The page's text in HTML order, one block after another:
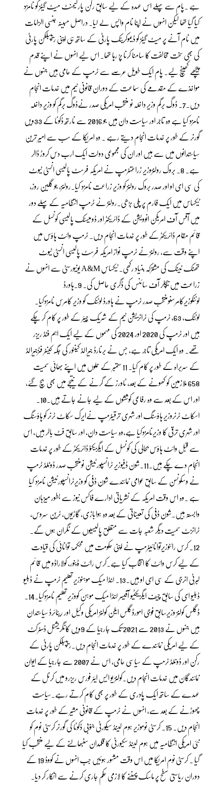
ہے ۔پام سے پہلے اس عہدہ کے لیے سابق رکن پارلیمنٹ میٹ گیٹز کو نامزد
کیا گیا تھا لیکن انہوں نے اپنا نام واپس لے لیا۔ دراصل مبینہ جنسی الزامات
میں نام آنے پر میٹ گیٹز کو ڈیموکریٹک پارٹی کے ساتھ ہی اپنی ریپبلکن پارٹی
کی بھی سخت مخالفت کا سامنا کرنا پڑ رہا تھا۔ اس لیے انہوں نے اپنے قدم
پیچھے کھینچ لیے۔ پام ایک طویل عرصے سے ٹرمپ کے حامی ہیں جنہوں نے
مواخذے کے مقدمے کی سماعت کے دوران قانونی ٹیم میں خدمات انجام
دیں۔7۔ ڈوگ برگم وزیر داخلہ نو منتخب امریکی صدر نےڈوگ برگم کو وزیر داخلہ
نامزد کیا ہے وہ تاجر اور سیاست دان ہیں جو 2016 سے نارتھ ڈکوٹا کے 33ویں
گورنر کے طور پر خدمات انجام دیتے رہے ۔ وہ امریکا کے سب سے امیر ترین
سیاستدانوں میں سے ہیں اور ان کی مجموعی دولت ایک ارب دس کروڑ ڈالر
ہے۔ 8۔ بروک رولنزوزیر زراعتٹرمپ نے امریکہ فرسٹ پالیسی انسٹی ٹیوٹ
کی سی ای او اور صدر بروک رولنز کو وزیرِ زراعت نامزد کیا۔رولنز، جو گلین روز،
ٹیکساس میں ایک فارم پر پلی بڑھی۔رولنز نے ٹرمپ انتظامیہ کے پہلے دور
میں آفس آف امریکن انوویشن کے ڈائریکٹر اور ڈومیسٹک پالیسی کونسل کے
قائم مقام ڈائریکٹر کے طور پر خدمات انجام دیں۔ ٹرمپ وائٹ ہاؤس میں
اپنے وقت سے، رولنز نے ٹرمپ نواز امریکہ فرسٹ پالیسی انسٹی ٹیوٹ
تھنک ٹینک کی مشترکہ بنیاد رکھی۔ ٹیکساس A&M یونیورسٹی سے انہوں نے
زراعت میں بیچلر آف سائنس کی ڈگری حاصل کی۔ 9۔ہاورڈ
لوٹنکوزیرکامرسنومنتخب صدر ٹرمپ نے ہاورڈ لوٹنک کو وزیر کامرس نامزدکیا۔
لوٹنک، 63، ٹرمپ کی ٹرانزیشن ٹیم کے شریک چیئر کے طور پر کام کر چکے
ہیں اور ٹرمپ کی 2020 اور 2024 کی مہموں کے لیے ایک اہم فنڈ ریزر
تھے۔ وہ ایک امریکی تاجر ہے، جس نے برنارڈ جیرالڈ کینٹور کی جگہ کینٹر فٹزجیرالڈ
کے سربراہ کے طور پر کام کیا۔ 11 ستمبر کے حملوں میں اپنے بھائی سمیت
658 ملازمین کو کھونے کے بعد، ٹاورز کے گرنے کے نتیجے میں بھی بچ گئے،
اور اس کے بعد سے وہ رفاعی کوششوں کے لیے جانے جاتے ہیں۔10۔
اسکاٹ ٹرنروزیر ہاؤسنگ اور شہری ترقیٹرمپ نےایرک سکاٹ ٹرنر کو ہاؤسنگ
اور شہری ترقی کا وزیرنامزدکیا ہے،وہ سیاست دان، اور سابق فٹ بالر ہیں، اس
سے قبل وائٹ ہاؤس بحالی کی کونسل کے ایگزیکٹو ڈائریکٹر کے طور پر خدمات
انجام دے چکے ہیں۔11۔شون ڈفیوزیر ٹرانسپورٹیشن نومنتخب صدر ڈونلڈ ٹرمپ
نے وسکونسن کے سابق عوامی نمائندے شون ڈفی کو وزیرٹرانسپورٹیشن نامزد کیا
ہے ۔وہ اس وقت امریکہ کے نشریاتی ادارے فاکس نیوز سے بطور میزبان
وابستہ ہیں۔شون ڈفی کی تعیناتی کے بعد وہ ہوابازی، گاڑیوں، ٹرین سروس،
ٹرانزٹ سمیت دیگر شعبہ جات سے متعلق پالیسیوں کے نگران ہوں گے۔
12. کرس رائٹوزیرتوانائیٹرمپ نے اپنی حکومت میں محکمۂ توانائی کی قیادت
کے لیے کرس وائٹ کا انتخاب کیا ہے۔کرس رائٹ ڈینور، کولاراڈو میں قائم
لبرٹی انرجی کے سی ای او ہیں۔13۔ لنڈا میک موہنوزیر تعلیم ٹرمپ نے ڈبلیو
ڈبلیو ای کی سابق چیف ایگزیکٹیو آفیسر لنڈا میک موہن کووزیر تعلیم نامزدکیا۔14۔
ڈگلس کولنز وزیرسابق فوجی امورڈگلس ایلن کولنز امریکی وکیل اور ریٹائرڈ سیاستدان
ہیں جنہوں نے 2013 سے 2021 تک جارجیا کے 9ویں کانگریشنل ڈسٹرکٹ
کے لیے امریکی نمائندے کے طور پر خدمات انجام دیں۔ریپبلکن پارٹی کے
رکن اور ڈونلڈ ٹرمپ کے سیاسی حامی، اس نے 2007 سے جارجیا کے ایوان
نمائندگان میں خدمات انجام دیں۔کولنز یو ایس ایئر فورس ریزرو میں کرنل کے
عہدے کے ساتھ ایک پادری کے طور پر بھی کام کرتے رہے۔سیاست
چھوڑنے کے بعد سے، انہوں نے ٹرمپ کے قانونی مشیر کے طور پر خدمات
انجام دیں۔ 15۔ کرسٹی نوموزیر ہوم لینڈ سیکورٹی جنوبی ڈکوٹا کی گورنر کرسٹی نوم کو
نئی امریکی انتظامیہ میں ہوم لینڈ سکیورٹی کا قلمدان سنبھالنے کے لیے منتخب کیا
گیا ۔ کرسٹی نوم امریکا میں اس وقت مشہور ہوئیں جب انہوں نے کووڈ 19 کے
دوران ریاستی سطح پر ماسک پہننے کا لازمی حکم جاری کرنے سے انکار کر دیا۔